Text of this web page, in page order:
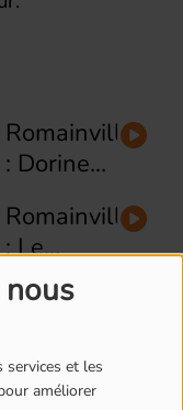
et les
améliorer
Romainville
: Dorine
de
peinture
Romainville
: Le
Tennis de
Table
Roberto
Fontenay-
: Festival
land'art